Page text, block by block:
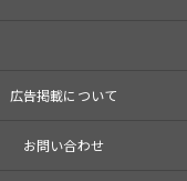
広告掲載について
お問い合わせ